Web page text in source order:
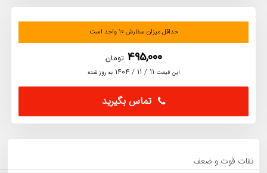
حداقل میزان سفارش 10 واحد است
495,000 تومان
این قیمت 11 / 11 / 1404 به روز شده
تماس بگیرید
نقات قوت و ضعف